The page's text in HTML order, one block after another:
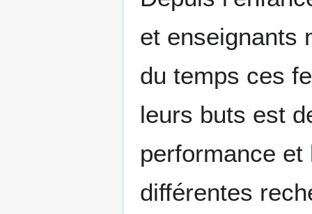
et enseignants
du temps ces
leurs buts est
performance
différentes